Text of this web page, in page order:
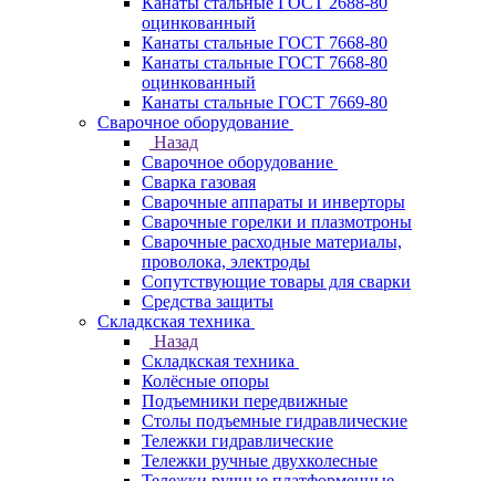
оцинкованный
Канаты стальные ГОСТ 7668-80
Канаты стальные ГОСТ 7668-80
оцинкованный
Канаты стальные ГОСТ 7669-80
Сварочное оборудование
Назад
Сварочное оборудование
Сварка газовая
Сварочные аппараты и инверторы
Сварочные горелки и плазмотроны
Сварочные расходные материалы,
проволока, электроды
Сопутствующие товары для сварки
Средства защиты
Складкская техника
Назад
Складкская техника
Колёсные опоры
Подъемники передвижные
Столы подъемные гидравлические
Тележки гидравлические
Тележки ручные двухколесные